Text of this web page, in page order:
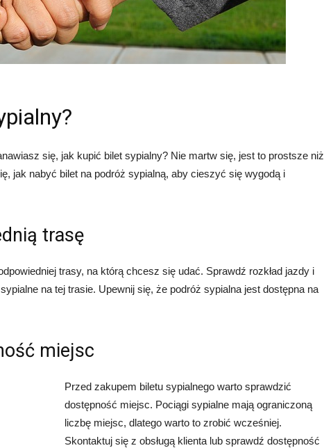
się, jak kupić bilet sypialny? Nie martw się, jest to prostsze niż
jak nabyć bilet na podróż sypialną, aby cieszyć się wygodą i
trasę
trasy, na którą chcesz się udać. Sprawdź rozkład jazdy i
na tej trasie. Upewnij się, że podróż sypialna jest dostępna na
miejsc
Przed zakupem biletu sypialnego warto sprawdzić
dostępność miejsc. Pociągi sypialne mają ograniczoną
liczbę miejsc, dlatego warto to zrobić wcześniej.
Skontaktuj się z obsługą klienta lub sprawdź dostępność